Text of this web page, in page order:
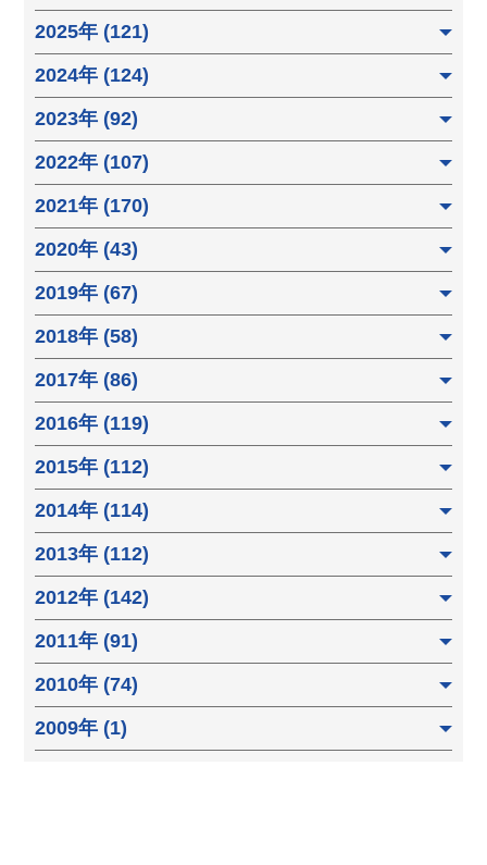
2025年 (121)
2024年 (124)
2023年 (92)
2022年 (107)
2021年 (170)
2020年 (43)
2019年 (67)
2018年 (58)
2017年 (86)
2016年 (119)
2015年 (112)
2014年 (114)
2013年 (112)
2012年 (142)
2011年 (91)
2010年 (74)
2009年 (1)